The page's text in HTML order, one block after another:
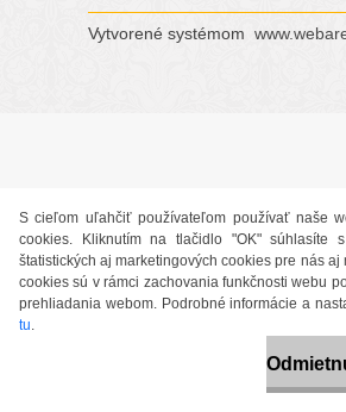
S cieľom uľahčiť používateľom používať naše
cookies. Kliknutím na tlačidlo "OK" súhlasíte
štatistických aj marketingových cookies pre nás aj
cookies sú v rámci zachovania funkčnosti webu
prehliadania webom. Podrobné informácie a
tu.
Vytvorené systémom